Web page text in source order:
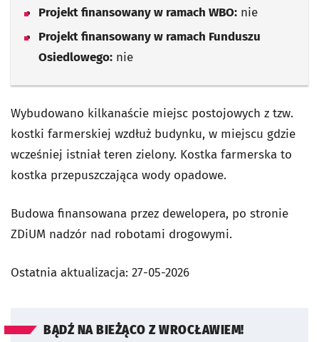
Projekt finansowany w ramach WBO: nie
Projekt finansowany w ramach Funduszu
Osiedlowego: nie
Wybudowano kilkanaście miejsc postojowych z tzw.
kostki farmerskiej wzdłuż budynku, w miejscu gdzie
wcześniej istniał teren zielony. Kostka farmerska to
kostka przepuszczająca wody opadowe.
Budowa finansowana przez dewelopera, po stronie
ZDiUM nadzór nad robotami drogowymi.
Ostatnia aktualizacja: 27-05-2026
BĄDŹ NA BIEŻĄCO Z WROCŁAWIEM!